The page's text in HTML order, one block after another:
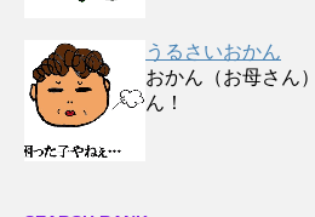
うるさいおかん
おかん（お母さん
ん！